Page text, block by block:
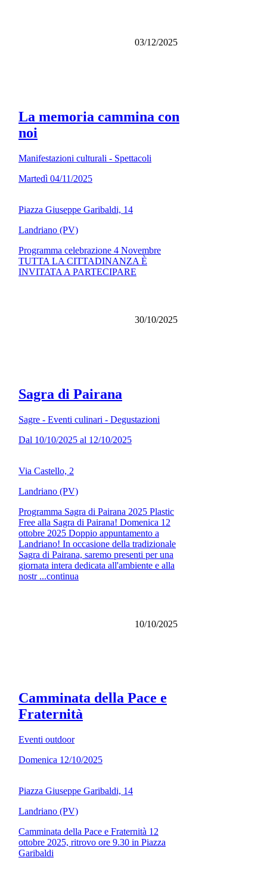
03/12/2025
La memoria cammina con
noi
Manifestazioni culturali - Spettacoli
Martedì 04/11/2025
Piazza Giuseppe Garibaldi, 14
Landriano (PV)
Programma celebrazione 4 Novembre
TUTTA LA CITTADINANZA È
INVITATA A PARTECIPARE
30/10/2025
Sagra di Pairana
Sagre - Eventi culinari - Degustazioni
Dal 10/10/2025 al 12/10/2025
Via Castello, 2
Landriano (PV)
Programma Sagra di Pairana 2025 Plastic
Free alla Sagra di Pairana! Domenica 12
ottobre 2025 Doppio appuntamento a
Landriano! In occasione della tradizionale
Sagra di Pairana, saremo presenti per una
giornata intera dedicata all'ambiente e alla
nostr ...continua
10/10/2025
Camminata della Pace e
Fraternità
Eventi outdoor
Domenica 12/10/2025
Piazza Giuseppe Garibaldi, 14
Landriano (PV)
Camminata della Pace e Fraternità 12
ottobre 2025, ritrovo ore 9.30 in Piazza
Garibaldi